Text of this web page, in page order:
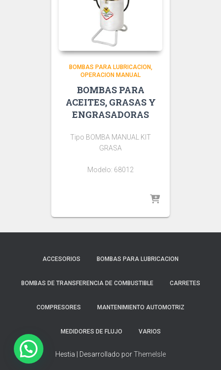
BOMBAS PARA LUBRICACION
OPERACION MANUAL
BOMBAS PARA
ACEITES, GRASAS Y
ENGRASADORAS
Tipo BOMBA MANUAL KIT
GRASA
Modelo: 68012
ACCESORIOS BOMBAS PARA LUBRICACION
BOMBAS DE TRANSFERENCIA DE COMBUSTIBLE CARRETES
COMPRESORES MANTENIMIENTO AUTOMOTRIZ
MEDIDORES DE FLUJO VARIOS
Hestia | Desarrollado porThemeIsle